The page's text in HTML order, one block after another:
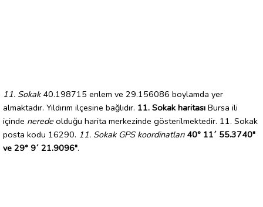
11. Sokak40.198715 enlem ve 29.156086 boylamda yer
almaktadır. Yıldırım ilçesine bağlıdır. 11. Sokak haritası Bursa ili
içinde nerede olduğu harita merkezinde gösterilmektedir. 11. Sokak
posta kodu 16290. 11. Sokak GPS koordinatları 40° 11´ 55.3740"
ve 29° 9´ 21.9096".